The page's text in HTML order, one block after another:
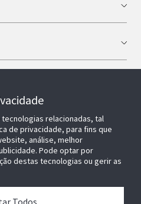
relacionadas, tal
de privacidade, para fins que
análise, melhor
Pode optar por
destas tecnologias ou gerir as
Todos